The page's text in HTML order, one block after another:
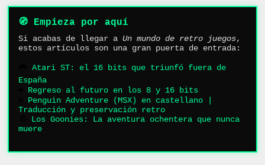
🧭 Empieza por aquí
Si acabas de llegar aUn mundo de retro juegos,
estos artículos son una gran puerta de entrada:
🎮Atari ST: el 16 bits que triunfó fuera de
España
Regreso al futuro en los 8 y 16 bits
Penguin Adventure (MSX) en castellano |
Traducción y preservación retro
Los Goonies: La aventura ochentera que nunca
muere